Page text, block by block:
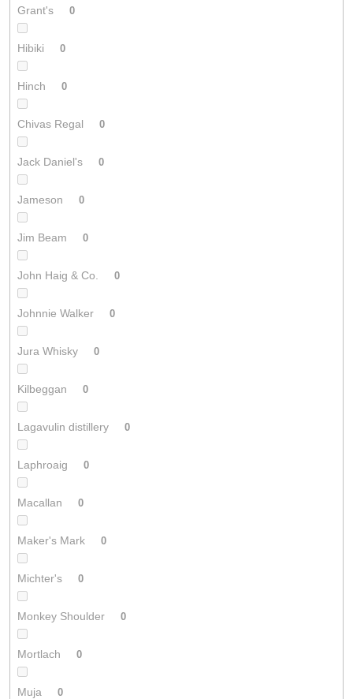
Grant's 0
Hibiki 0
Hinch 0
Chivas Regal 0
Jack Daniel's 0
Jameson 0
Jim Beam 0
John Haig & Co. 0
Johnnie Walker 0
Jura Whisky 0
Kilbeggan 0
Lagavulin distillery 0
Laphroaig 0
Macallan 0
Maker's Mark 0
Michter's 0
Monkey Shoulder 0
Mortlach 0
Muja 0